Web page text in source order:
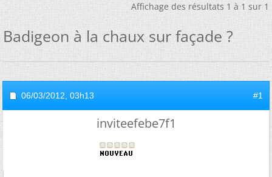
Affichage des résultats 1 à 1 sur 1
Badigeon à la chaux sur façade ?
06/03/2012, 03h13 #1
inviteefebe7f1